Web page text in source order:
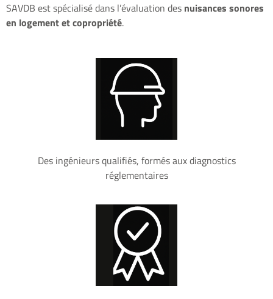
SAVDB est spécialisé dans l’évaluation des nuisances sonores
en logement et copropriété.
Des ingénieurs qualifiés, formés aux diagnostics
réglementaires